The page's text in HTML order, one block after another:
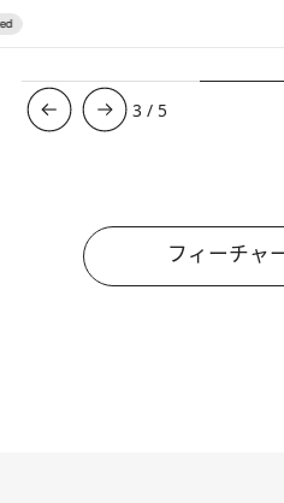
4 / 5
フィーチャ